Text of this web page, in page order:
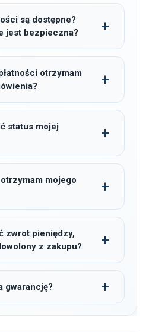
są dostępne?
jest bezpieczna?
otrzymam
status mojej
mojego
zwrot pieniędzy,
z zakupu?
gwarancję?